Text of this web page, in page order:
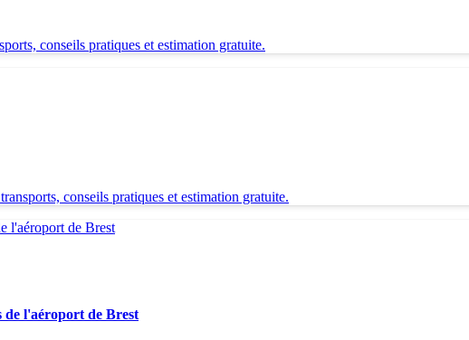
conseils pratiques et estimation gratuite.
conseils pratiques et estimation gratuite.
de l'aéroport de Brest